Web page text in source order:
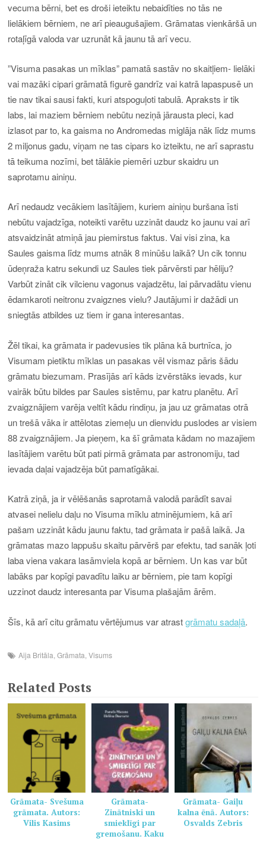
vecuma bērni, bet es droši ieteiktu nebaidīties no tās ne
lielākiem bērniem, ne arī pieaugušajiem. Grāmatas vienkāršā un
rotaļīgā valoda var uzrunāt kā jaunu tā arī vecu.
”Visuma pasakas un mīklas” pamatā sastāv no skaitļiem- lielāki
vai mazāki cipari grāmatā figurē gandrīz vai katrā lapaspusē un
tie nav tikai sausi fakti, kuri atspoguļoti tabulā. Apraksts ir tik
labs, lai maziem bērniem nebūtu neziņā jārausta pleci, kad
izlasot par to, ka gaisma no Andromedas miglāja nāk līdz mums
2 miljonus gadu, viņam ne tas cipars ko izteiktu, ne arī saprastu
tā teikuma nozīmi, bet tālākie piemēri uzbur skaidru un
saprotamu ainiņu.
Arī nedaudz vecākiem lasītājiem, kuriem ainiņu buršana īsti
nebūtu vajadzīga, noteikti varētu uzzināt daudz ko jaunu vai arī
atsvaidzināt atmiņā jau piemirstus faktus. Vai visi zina, ka
Saules gaisma līdz mums atnāk 8 minūšu laikā? Un cik tonnu
ūdeņraža katru sekundi uz Saules tiek pārvērsti par hēliju?
Varbūt zināt cik vilcienu vagonus vajadzētu, lai pārvadātu vienu
ēdamkaroti neitronu zvaigznes vielu? Jautājumi ir dažādi un
sniegtās atbildes uz tiem ir gana interesantas.
Žēl tikai, ka grāmata ir padevusies tik plāna kā burtnīca, jo
Visumam pietiktu mīklas un pasakas vēl vismaz pāris šādu
grāmatu biezumam. Prasījās arī kāds izvērstāks ievads, kur
vairāk būtu bildes par Saules sistēmu, par katru planētu. Arī
zvaigznājiem varēja veltīt kādu rindiņu, ja jau uz grāmatas otrā
un trešā vāka ir attēlotas ziemeļu un dienvidu puslodes ar visiem
88 zvaigznājiem. Ja pieņem, ka šī grāmata kādam no mazajiem
lasītājiem varētu būt pati pirmā grāmata par astronomiju, tad
ievada daļai vajadzēja būt pamatīgākai.
Katrā ziņā, ja ir vēlēšanās saprotamā valodā parādīt savai
atvasei nelielu daļu no Visuma mīklu atminējumiem, kā arī
pašam uzzināt kādu jaunu faktu, tad grāmata ir pašā laikā. Ja
grāmatas mazo lappušu skaitu pārvērš par efektu, tad sanāk ļoti
laba viena vakara lasāmviela kopā ar bērniem. Un kas var būt
labāks par kopīgi pavadītu laiku ar bērniem, pie tam kopīgi
uzzinot daudz interesanta par Visuma plašajām ārēm.
Šīs, kā arī citu grāmatu vērtējumus var atrastgrāmatu sadaļā.
Aija Britāla ,Grāmata ,Visums
Related Posts
Grāmata- Svešuma
grāmata. Autors:
Vilis Kasims
Grāmata-
Zinātniski un
smieklīgi par
gremošanu. Kaku
Grāmata- Gaiļu
kalna ēnā. Autors:
Osvalds Zebris